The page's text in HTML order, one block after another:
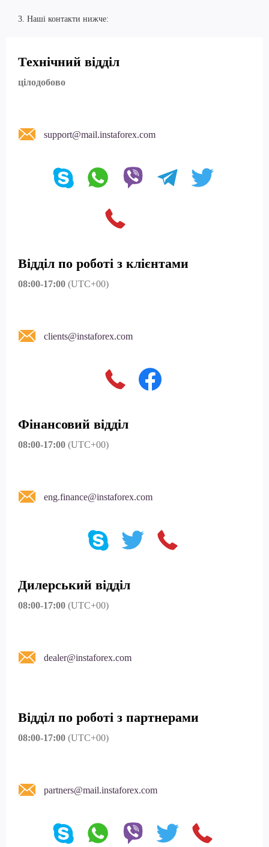
3. Наші контакти нижче:
Технічний відділ
цілодобово
support@mail.instaforex.com
Відділ по роботі з клієнтами
08:00-17:00 (UTC+00)
clients@instaforex.com
Фінансовий відділ
08:00-17:00 (UTC+00)
eng.finance@instaforex.com
Дилерський відділ
08:00-17:00 (UTC+00)
dealer@instaforex.com
Відділ по роботі з партнерами
08:00-17:00 (UTC+00)
partners@mail.instaforex.com